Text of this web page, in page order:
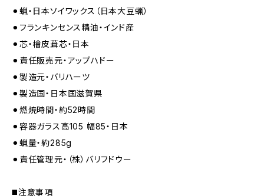
⚫︎蝋・日本ソイワックス（日本大豆蝋）
⚫︎フランキンセンス精油・インド産
⚫︎芯・檜皮葺芯・日本
⚫︎責任販売元・アップハドー
⚫︎製造元・バリハーツ
⚫︎製造国・日本国滋賀県
⚫︎燃焼時間・約52時間
⚫︎容器ガラス高105 幅85・日本
⚫︎蝋量・約285g
⚫︎責任管理元・（株）バリフドウー
◼️注意事項